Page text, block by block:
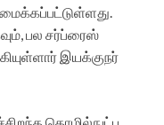
பல சர்ப்ரைஸ்
இயக்குநர்